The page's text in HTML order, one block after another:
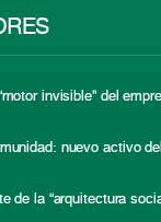
invisible” del
nuevo activo
de la “arquitectura